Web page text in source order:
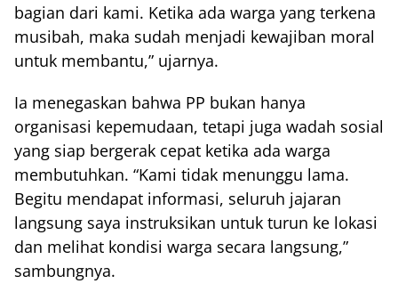
bagian dari kami. Ketika ada warga yang terkena
musibah, maka sudah menjadi kewajiban moral
untuk membantu,” ujarnya.
Ia menegaskan bahwa PP bukan hanya
organisasi kepemudaan, tetapi juga wadah sosial
yang siap bergerak cepat ketika ada warga
membutuhkan. “Kami tidak menunggu lama.
Begitu mendapat informasi, seluruh jajaran
langsung saya instruksikan untuk turun ke lokasi
dan melihat kondisi warga secara langsung,”
sambungnya.